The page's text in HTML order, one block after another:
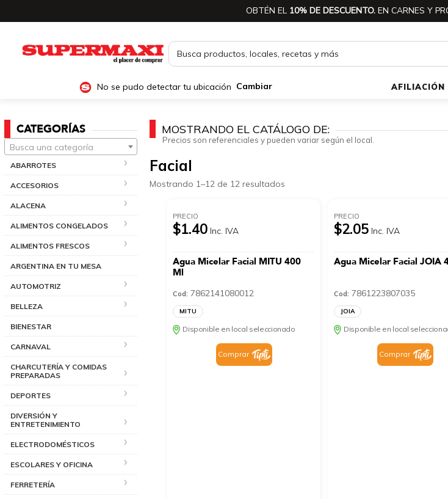
OBTÉN EL 10% DE DESCUENTO. EN CARNES Y
No se pudo detectar tu ubicación Cambiar AFILIACIÓN
CATEGORÍAS
Busca una categoría
ABARROTES
ACCESORIOS
ALACENA
ALIMENTOS CONGELADOS
ALIMENTOS FRESCOS
ARGENTINA EN TU MESA
AUTOMOTRIZ
BELLEZA
BIENESTAR
CARNAVAL
CHARCUTERÍA Y COMIDAS
PREPARADAS
DEPORTES
DIVERSIÓN Y
ENTRETENIMIENTO
ELECTRODOMÉSTICOS
ESCOLARES Y OFICINA
FERRETERÍA
MOSTRANDO EL CATÁLOGO DE:
Precios son referenciales y pueden variar según el local.
Facial
Mostrando 1–12 de 12 resultados
PRECIO
$1.40 Inc. IVA
Agua Micelar Facial MITU 400
Ml
Cod: 7862141080012
MITU
Disponible en local seleccionado
Comprar
PRECIO
$2.05 Inc. IVA
Cod: 7861223807035
JOIA
Disponible en local
Comprar